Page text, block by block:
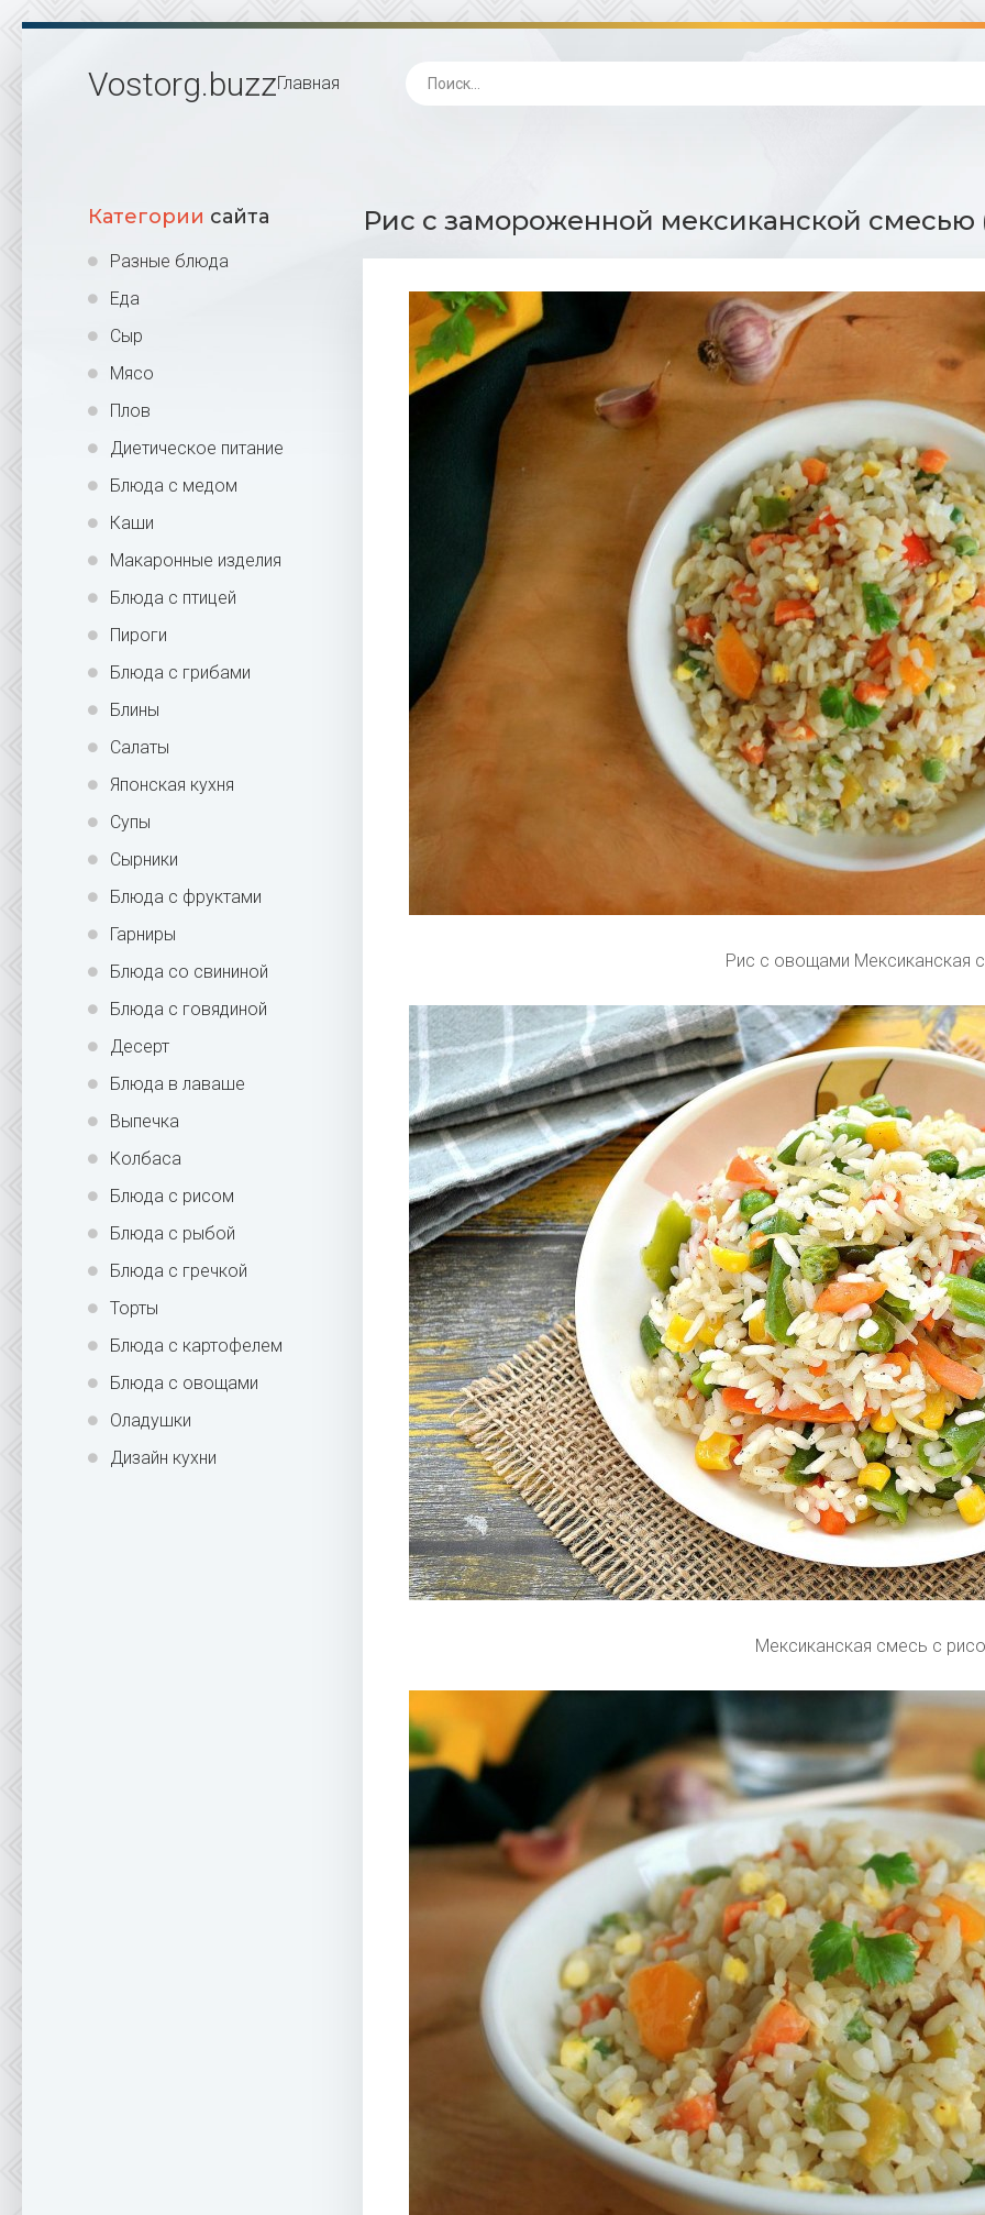
Vostorg.buzzГлавная
Категории сайта
Разные блюда
Еда
Сыр
Мясо
Плов
Диетическое питание
Блюда с медом
Каши
Макаронные изделия
Блюда с птицей
Пироги
Блюда с грибами
Блины
Салаты
Японская кухня
Супы
Сырники
Блюда с фруктами
Гарниры
Блюда со свининой
Блюда с говядиной
Десерт
Блюда в лаваше
Выпечка
Колбаса
Блюда с рисом
Блюда с рыбой
Блюда с гречкой
Торты
Блюда с картофелем
Блюда с овощами
Оладушки
Дизайн кухни
Рис с замороженной мексиканской смесью
Рис с овощами Мексиканская
Мексиканская смесь с